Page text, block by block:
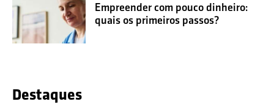
Empreender com pouco dinheiro:
quais os primeiros passos?
Destaques